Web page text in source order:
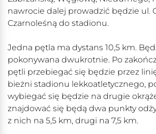
nawrocie dalej prowadzić będzie ul.
Czarnoleśną do stadionu.
Jedna pętla ma dystans 10,5 km.
pokonywana dwukrotnie. Po
pętli przebiegać się będzie przez
bieżni stadionu lekkoatletycznego,
wybiegać się będzie na drugie
znajdować się będą dwa punkty
z nich na 5,5 km, drugi na 7,5 km.